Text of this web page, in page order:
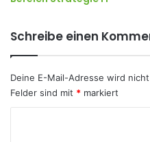
Schreibe einen
Deine E-Mail-Adresse wird
Felder sind mit * markiert